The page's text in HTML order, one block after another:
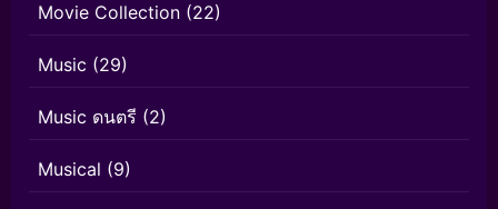
Movie Collection (22)
Music (29)
Music ดนตรี (2)
Musical (9)